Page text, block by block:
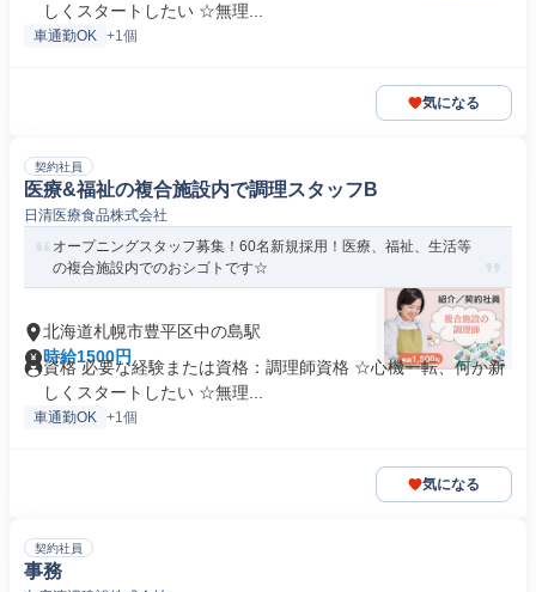
しくスタートしたい ☆無理...
車通勤OK +1個
気になる
契約社員
医療&福祉の複合施設内で調理スタッフB
日清医療食品株式会社
オープニングスタッフ募集！60名新規採用！医療、福祉、生活等
の複合施設内でのおシゴトです☆
北海道札幌市豊平区中の島駅
時給1500円
資格 必要な経験または資格：調理師資格 ☆心機一転、何か新
しくスタートしたい ☆無理...
車通勤OK +1個
気になる
契約社員
事務